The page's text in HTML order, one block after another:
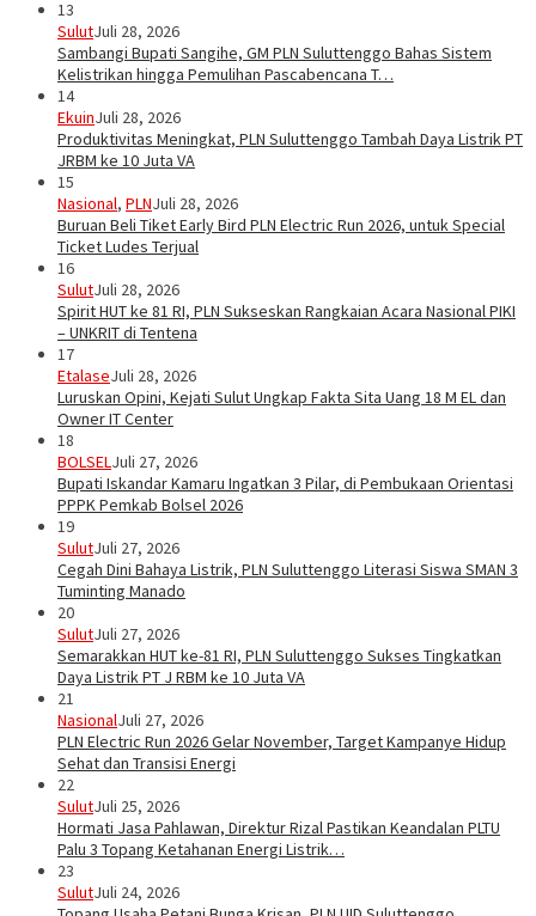
13
SulutJuli 28, 2026
Sambangi Bupati Sangihe, GM PLN Suluttenggo Bahas Sistem
Kelistrikan hingga Pemulihan Pascabencana T…
14
EkuinJuli 28, 2026
Produktivitas Meningkat, PLN Suluttenggo Tambah Daya Listrik PT
JRBM ke 10 Juta VA
15
Nasional, PLNJuli 28, 2026
Buruan Beli Tiket Early Bird PLN Electric Run 2026, untuk Special
Ticket Ludes Terjual
16
SulutJuli 28, 2026
Spirit HUT ke 81 RI, PLN Sukseskan Rangkaian Acara Nasional PIKI
– UNKRIT di Tentena
17
EtalaseJuli 28, 2026
Luruskan Opini, Kejati Sulut Ungkap Fakta Sita Uang 18 M EL dan
Owner IT Center
18
BOLSELJuli 27, 2026
Bupati Iskandar Kamaru Ingatkan 3 Pilar, di Pembukaan Orientasi
PPPK Pemkab Bolsel 2026
19
SulutJuli 27, 2026
Cegah Dini Bahaya Listrik, PLN Suluttenggo Literasi Siswa SMAN 3
Tuminting Manado
20
SulutJuli 27, 2026
Semarakkan HUT ke-81 RI, PLN Suluttenggo Sukses Tingkatkan
Daya Listrik PT J RBM ke 10 Juta VA
21
NasionalJuli 27, 2026
PLN Electric Run 2026 Gelar November, Target Kampanye Hidup
Sehat dan Transisi Energi
22
SulutJuli 25, 2026
Hormati Jasa Pahlawan, Direktur Rizal Pastikan Keandalan PLTU
Palu 3 Topang Ketahanan Energi Listrik…
23
SulutJuli 24, 2026